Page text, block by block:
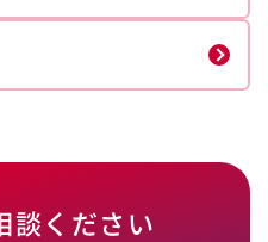
談ください